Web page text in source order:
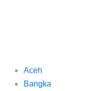
Aceh
Bangka